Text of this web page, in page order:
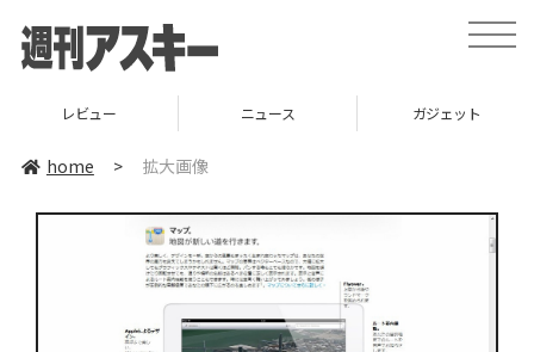
toggle
レビュー ニュース ガジェット
home > 拡大画像